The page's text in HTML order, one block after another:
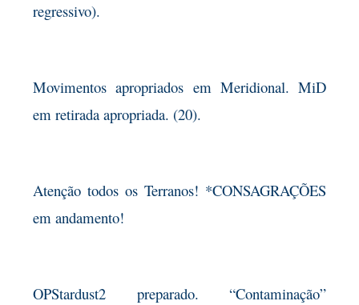
regressivo).
Movimentos apropriados em Meridional. MiD
em retirada apropriada. (20).
Atenção todos os Terranos! *CONSAGRAÇÕES
em andamento!
OPStardust2 preparado. “Contaminação”